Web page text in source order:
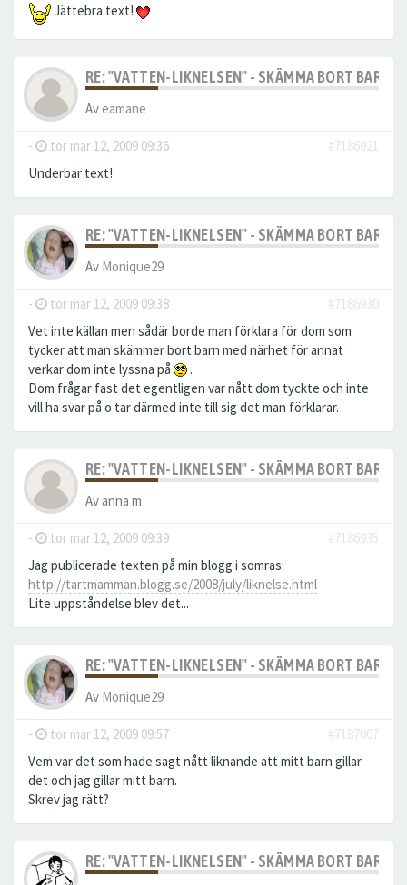
Jättebra text!
RE: "VATTEN-LIKNELSEN" - SKÄMMA BORT BARN
Av eamane
- tor mar 12, 2009 09:36
#7186921
Underbar text!
RE: "VATTEN-LIKNELSEN" - SKÄMMA BORT BARN
Av Monique29
- tor mar 12, 2009 09:38
#7186930
Vet inte källan men sådär borde man förklara för dom som
tycker att man skämmer bort barn med närhet för annat
verkar dom inte lyssna på
.
Dom frågar fast det egentligen var nått dom tyckte och inte
vill ha svar på o tar därmed inte till sig det man förklarar.
RE: "VATTEN-LIKNELSEN" - SKÄMMA BORT BARN
Av anna m
- tor mar 12, 2009 09:39
#7186935
Jag publicerade texten på min blogg i somras:
http://tartmamman.blogg.se/2008/july/liknelse.html
Lite uppståndelse blev det...
RE: "VATTEN-LIKNELSEN" - SKÄMMA BORT BARN
Av Monique29
- tor mar 12, 2009 09:57
#7187007
Vem var det som hade sagt nått liknande att mitt barn gillar
det och jag gillar mitt barn.
Skrev jag rätt?
RE: "VATTEN-LIKNELSEN" - SKÄMMA BORT BARN